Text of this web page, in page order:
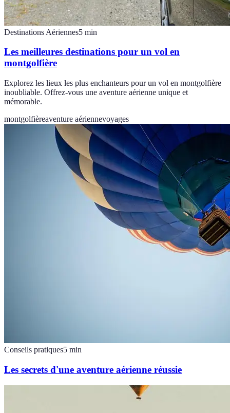
Destinations Aériennes5 min
Les meilleures destinations pour un vol en
montgolfière
Explorez les lieux les plus enchanteurs pour un vol en montgolfière
inoubliable. Offrez-vous une aventure aérienne unique et
mémorable.
montgolfièreaventure aériennevoyages
Conseils pratiques5 min
Les secrets d'une aventure aérienne réussie